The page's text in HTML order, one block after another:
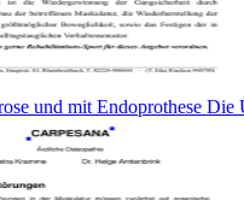
und mit Endoprothese Die